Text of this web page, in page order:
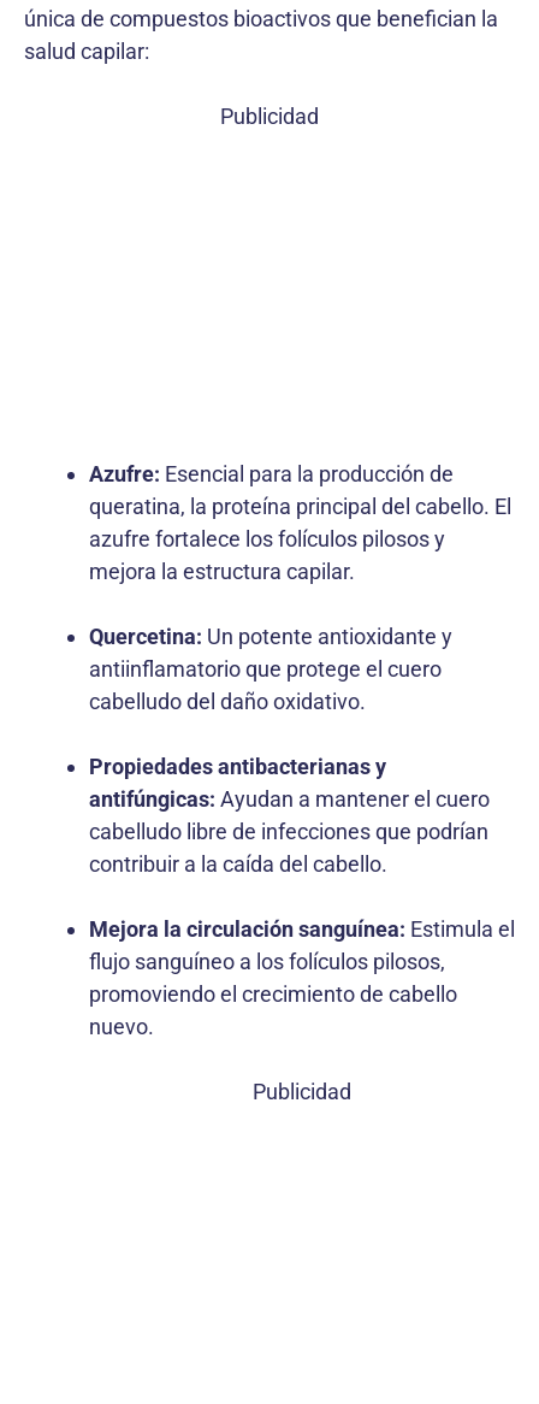
única de compuestos bioactivos que benefician la
salud capilar:
Publicidad
Azufre: Esencial para la producción de
queratina, la proteína principal del cabello. El
azufre fortalece los folículos pilosos y
mejora la estructura capilar.
Quercetina: Un potente antioxidante y
antiinflamatorio que protege el cuero
cabelludo del daño oxidativo.
Propiedades antibacterianas y
antifúngicas: Ayudan a mantener el cuero
cabelludo libre de infecciones que podrían
contribuir a la caída del cabello.
Mejora la circulación sanguínea: Estimula el
flujo sanguíneo a los folículos pilosos,
promoviendo el crecimiento de cabello
nuevo.
Publicidad